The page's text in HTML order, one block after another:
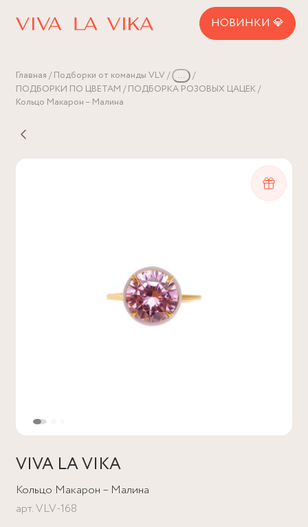
НОВИНКИ 💎
Главная Подборки от команды VLV
...
ПОДБОРКИ ПО ЦВЕТАМ
ПОДБОРКА РОЗОВЫХ ЦАЦЕК
Кольцо Макарон – Малина
VIVA LA VIKA
Кольцо Макарон – Малина
арт.VLV-168